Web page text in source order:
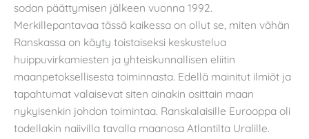
sodan päättymisen jälkeen vuonna 1992.
Merkillepantavaa tässä kaikessa on ollut se, miten vähän
Ranskassa on käyty toistaiseksi keskustelua
huippuvirkamiesten ja yhteiskunnallisen eliitin
maanpetoksellisesta toiminnasta. Edellä mainitut ilmiöt ja
tapahtumat valaisevat siten ainakin osittain maan
nykyisenkin johdon toimintaa. Ranskalaisille Eurooppa oli
todellakin naiivilla tavalla maanosa Atlantilta Uralille.